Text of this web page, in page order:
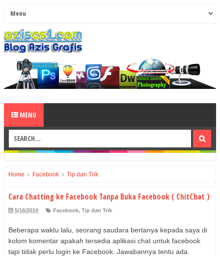
MENU
Home › Facebook › Tip dan Trik
Cara Chatting ke Facebook Tanpa Buka Facebook ( ChitChat )
5/16/2010 Facebook, Tip dan Trik
Beberapa waktu lalu, seorang saudara bertanya kepada saya di
kolom komentar apakah tersedia aplikasi chat untuk facebook
tapi tidak perlu login ke Facebook. Jawabannya tentu ada.